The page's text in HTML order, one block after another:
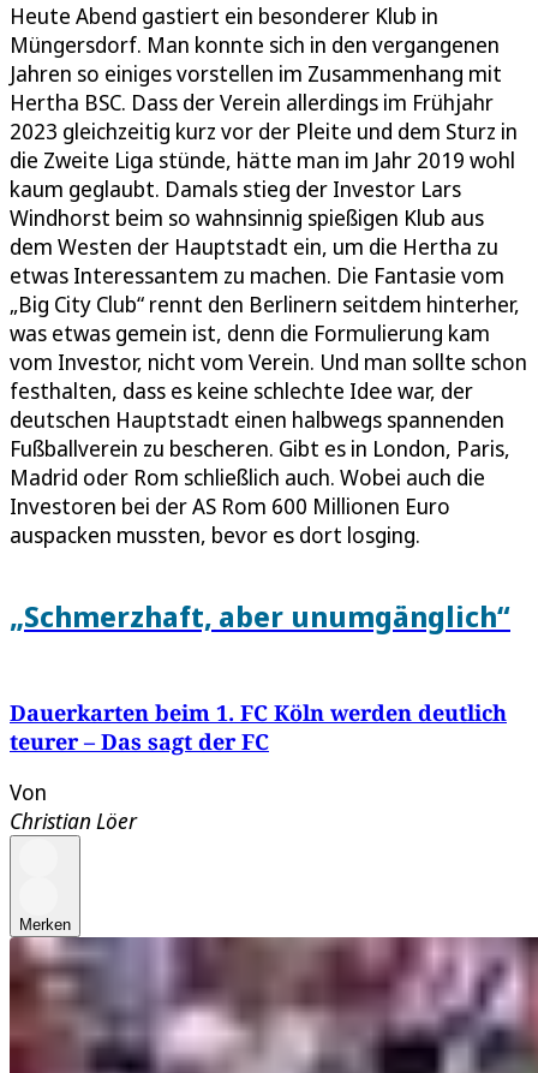
Heute Abend gastiert ein besonderer Klub in
Müngersdorf. Man konnte sich in den vergangenen
Jahren so einiges vorstellen im Zusammenhang mit
Hertha BSC. Dass der Verein allerdings im Frühjahr
2023 gleichzeitig kurz vor der Pleite und dem Sturz in
die Zweite Liga stünde, hätte man im Jahr 2019 wohl
kaum geglaubt. Damals stieg der Investor Lars
Windhorst beim so wahnsinnig spießigen Klub aus
dem Westen der Hauptstadt ein, um die Hertha zu
etwas Interessantem zu machen. Die Fantasie vom
„Big City Club“ rennt den Berlinern seitdem hinterher,
was etwas gemein ist, denn die Formulierung kam
vom Investor, nicht vom Verein. Und man sollte schon
festhalten, dass es keine schlechte Idee war, der
deutschen Hauptstadt einen halbwegs spannenden
Fußballverein zu bescheren. Gibt es in London, Paris,
Madrid oder Rom schließlich auch. Wobei auch die
Investoren bei der AS Rom 600 Millionen Euro
auspacken mussten, bevor es dort losging.
„Schmerzhaft, aber unumgänglich“
Dauerkarten beim 1. FC Köln werden deutlich
teurer – Das sagt der FC
Von
Christian Löer
Merken